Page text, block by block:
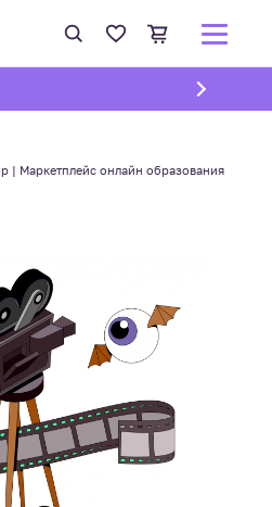
| Маркетплейс онлайн образования